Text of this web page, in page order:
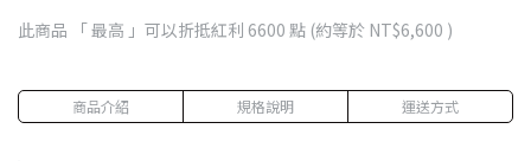
此商品 「 最高 」可以折抵紅利 6600 點 (約等於 NT$6,600 )
商品介紹 規格說明 運送方式